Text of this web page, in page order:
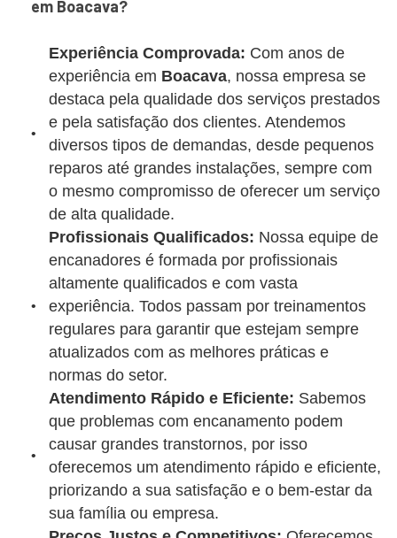
em Boacava?
Experiência Comprovada: Com anos de
experiência em Boacava, nossa empresa se
destaca pela qualidade dos serviços prestados
e pela satisfação dos clientes. Atendemos
diversos tipos de demandas, desde pequenos
reparos até grandes instalações, sempre com
o mesmo compromisso de oferecer um serviço
de alta qualidade.
Profissionais Qualificados: Nossa equipe de
encanadores é formada por profissionais
altamente qualificados e com vasta
experiência. Todos passam por treinamentos
regulares para garantir que estejam sempre
atualizados com as melhores práticas e
normas do setor.
Atendimento Rápido e Eficiente: Sabemos
que problemas com encanamento podem
causar grandes transtornos, por isso
oferecemos um atendimento rápido e eficiente,
priorizando a sua satisfação e o bem-estar da
sua família ou empresa.